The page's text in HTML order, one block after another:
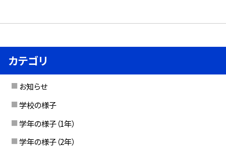
カテゴリ
お知らせ
学校の様子
学年の様子（1年）
学年の様子（2年）